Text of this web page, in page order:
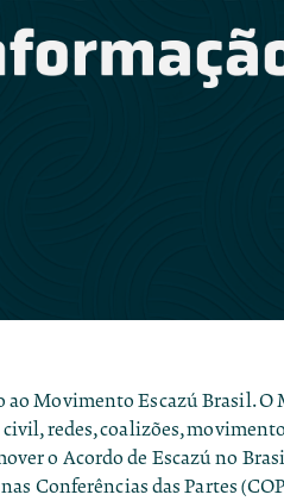
aoMovimento Escazú Brasil. O
redes, coalizões,
o Acordo de Escazú no
Conferências das Partes